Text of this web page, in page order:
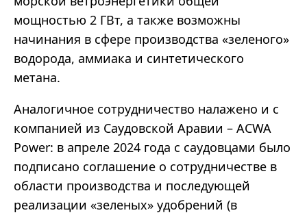
мощностью 2 ГВт, а также возможны
начинания в сфере производства «зеленого»
водорода, аммиака и синтетического
метана.
Аналогичное сотрудничество налажено и с
компанией из Саудовской Аравии – ACWA
Power: в апреле 2024 года с саудовцами было
подписано соглашение о сотрудничестве в
области производства и последующей
реализации «зеленых» удобрений (в